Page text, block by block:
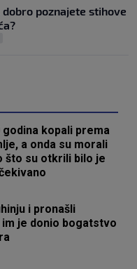
poznajete stihove
kopali prema
a onda su morali
što su otkrili bilo je
i pronašli
je donio bogatstvo